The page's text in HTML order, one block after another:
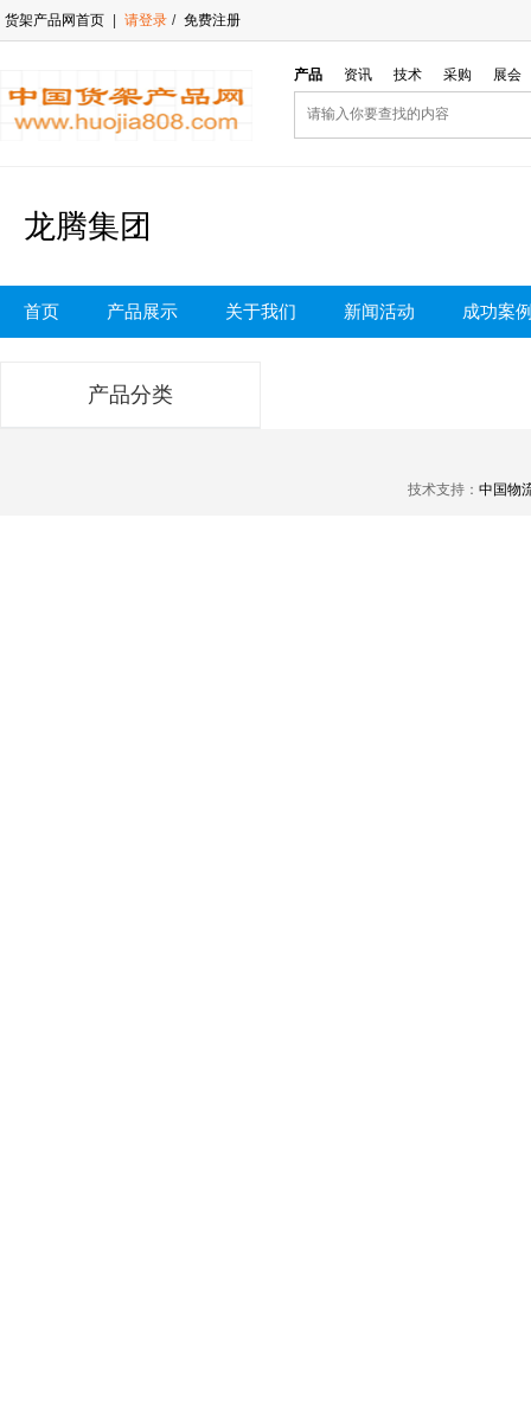
货架产品网首页 请登录 / 免费注册
产品 资讯 技术 采购 展会
龙腾集团
首页 产品展示 关于我们 新闻活动 成功案
产品分类
技术支持： 中国物